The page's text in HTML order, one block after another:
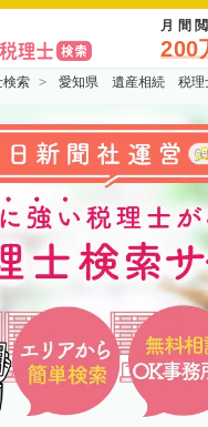
月間
200
索 愛知県 遺産相続 税理